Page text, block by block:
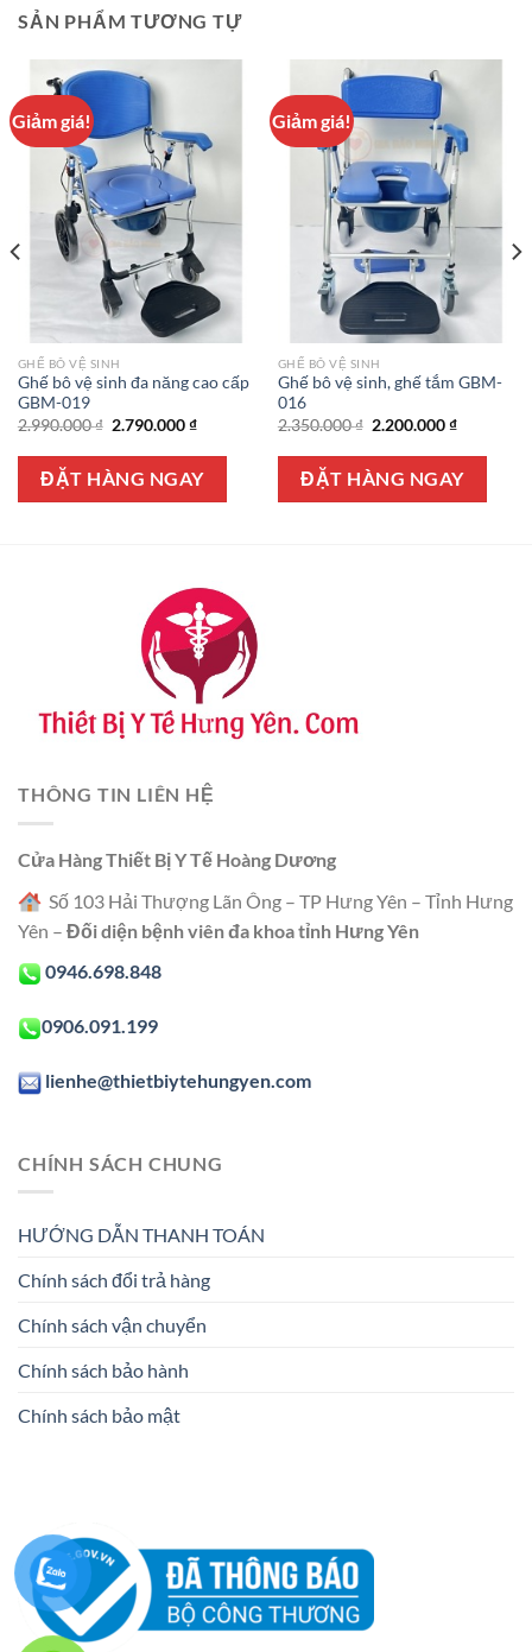
SẢN PHẨM TƯƠNG TỰ
Giảm giá!
GHẾ BÔ VỆ SINH
Ghế bô vệ sinh đa năng cao cấp
GBM-019
2.990.000₫ Giá
là:
2.990.000 ₫.
2.790.000₫Giá
tại
là:
2.790.000 ₫.
ĐẶT HÀNG NGAY
Giảm giá!
GHẾ BÔ VỆ SINH
Ghế bô vệ sinh, ghế tắm GBM-
016
2.350.000₫ Giá
là:
2.350.000 ₫.
2.200.000₫Giá
tại
là:
2.200.000
ĐẶT HÀNG NGAY
THÔNG TIN LIÊN HỆ
Cửa Hàng Thiết Bị Y Tế Hoàng Dương
Số 103 Hải Thượng Lãn Ông – TP Hưng Yên – Tỉnh Hưng
Yên – Đối diện bệnh viên đa khoa tỉnh Hưng Yên
0946.698.848
0906.091.199
lienhe@thietbiytehungyen.com
CHÍNH SÁCH CHUNG
HƯỚNG DẪN THANH TOÁN
Chính sách đổi trả hàng
Chính sách vận chuyển
Chính sách bảo hành
Chính sách bảo mật